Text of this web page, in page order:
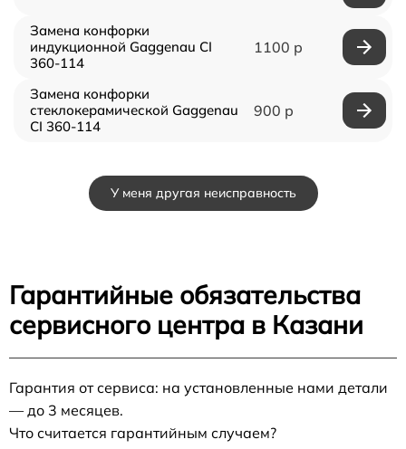
Замена конфорки
индукционной Gaggenau CI
360-114
1100 р
Замена конфорки
стеклокерамической Gaggenau
CI 360-114
900 р
У меня другая неисправность
Гарантийные обязательства
сервисного центра в Казани
Гарантия от сервиса: на установленные нами детали
— до 3 месяцев.
Что считается гарантийным случаем?